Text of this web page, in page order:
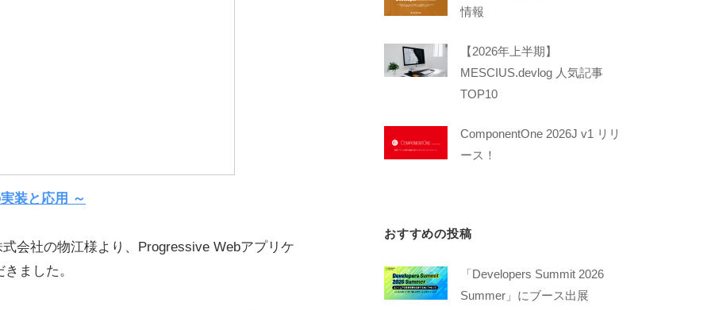
装と応用 ～
会社の物江様より、Progressive Webアプリケ
ました。
情報
【2026年上半期】
MESCIUS.devlog 人気記事
TOP10
ComponentOne 2026J v1 リリ
ース！
おすすめの投稿
「Developers Summit 2026
Summer」にブース出展